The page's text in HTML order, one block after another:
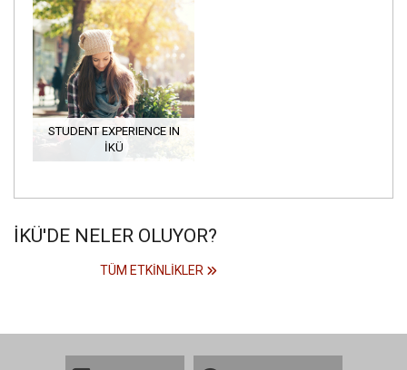
STUDENT EXPERIENCE IN
İKÜ
İKÜ'DE NELER OLUYOR?
TÜM ETKINLIKLER